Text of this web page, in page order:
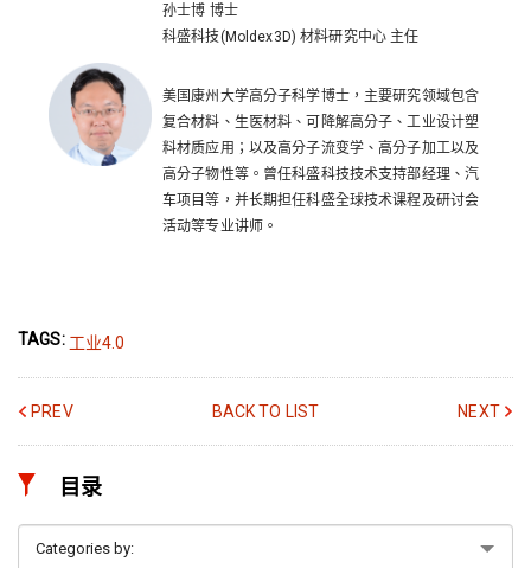
孙士博 博士
科盛科技(Moldex3D) 材料研究中心 主任
美国康州大学高分子科学博士，主要研究领域包含
复合材料、生医材料、可降解高分子、工业设计塑
料材质应用；以及高分子流变学、高分子加工以及
高分子物性等。曾任科盛科技技术支持部经理、汽
车项目等，并长期担任科盛全球技术课程及研讨会
活动等专业讲师。
TAGS: 工业4.0
PREV BACK TO LIST NEXT
目录